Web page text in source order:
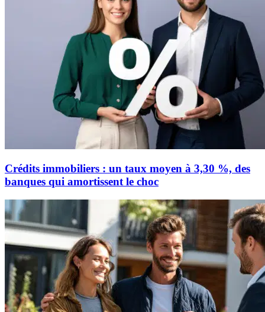
Crédits immobiliers : un taux moyen à 3,30 %, des
banques qui amortissent le choc